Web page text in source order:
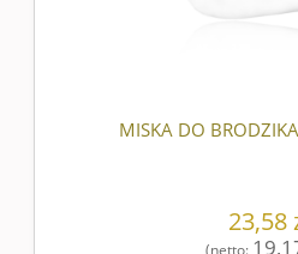
MISKA DO
23,58
(netto: